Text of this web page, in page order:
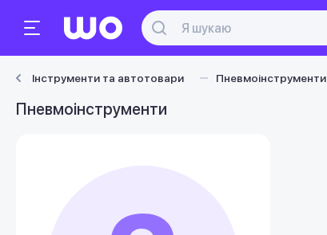
Інструменти та автотовари Пневмоінструменти
Пневмоінструменти